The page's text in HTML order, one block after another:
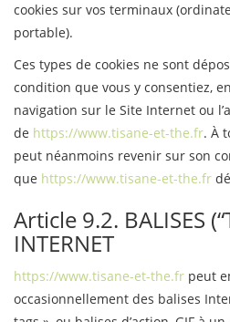
cookies sur vos terminaux
portable).
Ces types de cookies ne sont
condition que vous y consentiez,
navigation sur le Site Internet ou
de https://www.tisane-et-the.fr. À
peut néanmoins revenir sur son
que https://www.tisane-et-the.fr
Article 9.2. BALISES
INTERNET
https://www.tisane-et-the.fr peut
occasionnellement des balises